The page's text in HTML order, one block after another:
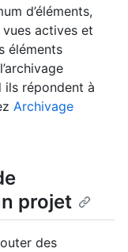
d’éléments,
actives et
éléments
ils répondent à
Archivage
projet
des